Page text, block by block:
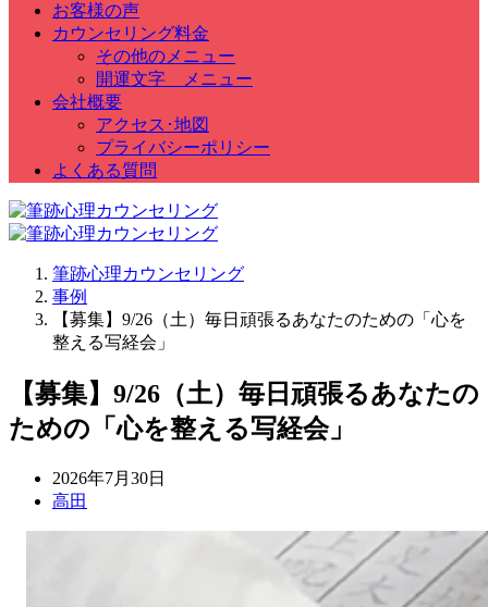
お客様の声
カウンセリング料金
その他のメニュー
開運文字 メニュー
会社概要
アクセス･地図
プライバシーポリシー
よくある質問
筆跡心理カウンセリング
事例
【募集】9/26（土）毎日頑張るあなたのための「心を
整える写経会」
【募集】9/26（土）毎日頑張るあなたの
ための「心を整える写経会」
2026年7月30日
高田